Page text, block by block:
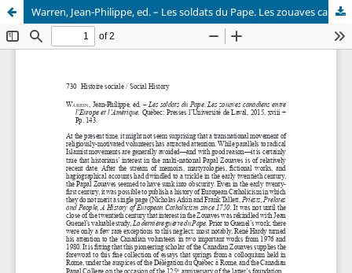
Warren, Jean-Philippe, ed. – Les soldats du Pape. Les zouaves canadiens entre l’Europe et l’Amérique.